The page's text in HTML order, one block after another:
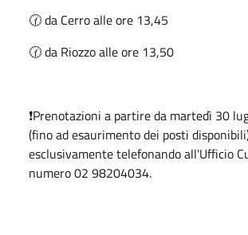
🕜 da Cerro alle ore 13,45
🕜 da Riozzo alle ore 13,50
❗Prenotazioni a partire da martedì 30
(fino ad esaurimento dei posti
esclusivamente telefonando all'Ufficio
numero 02 98204034.